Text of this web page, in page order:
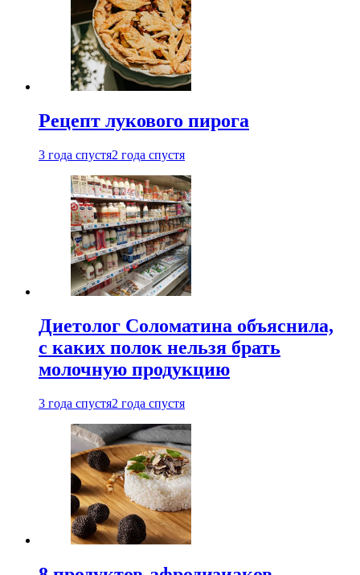
Рецепт лукового пирога
3 года спустя2 года спустя
Диетолог Соломатина объяснила,
с каких полок нельзя брать
молочную продукцию
3 года спустя2 года спустя